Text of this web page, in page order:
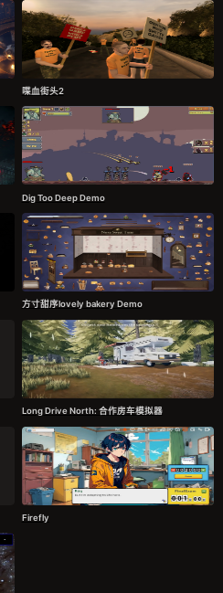
喋血街头2
Dig Too Deep Demo
方寸甜序lovely bakery Demo
Long Drive North: 合作房车模拟器
Firefly